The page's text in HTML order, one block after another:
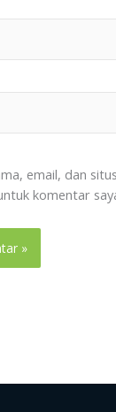
email, dan
komentar